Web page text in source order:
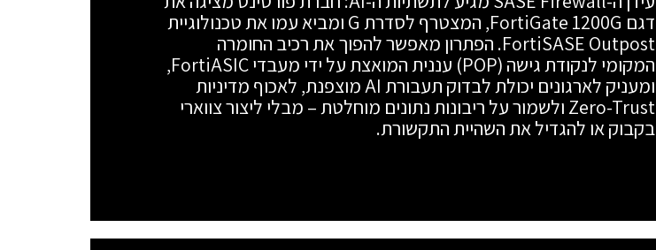
דגם FortiGate 1200G, המצטרף לסדרת G ומביא עמו את טכנולוגיית
FortiSASE Outpost. הפתרון מאפשר להפוך את רכיב החומרה
המקומי לנקודת גישה (POP) עננית המואצת על ידי מעבדי FortiASIC,
ומעניק לארגונים יכולת לבדוק תעבורת AI מוצפנת, לאכוף מדיניות
Zero-Trust ולשמור על ריבונות נתונים מוחלטת – מבלי ליצור צווארי
בקבוק או להגדיל את השהיית התקשורת.